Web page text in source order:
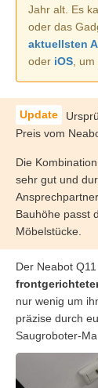
Jahr alt. Es
oder das
aktuellsten
oder iOS ,
Preis vom
Die
sehr gut und
Bauhöhe passt
Möbelstücke.
Der Neabot
nur wenig um
präzise durch
Saugroboter-